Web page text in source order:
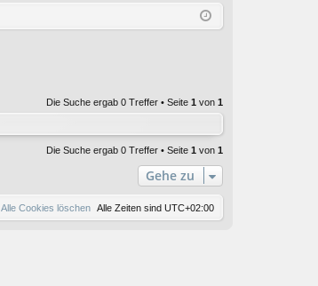
ist
Die Suche ergab 0 Treffer • Seite 1 von 1
Die Suche ergab 0 Treffer • Seite 1 von 1
Gehe zu
Alle Zeiten sind UTC+02:00
Alle Cookies löschen